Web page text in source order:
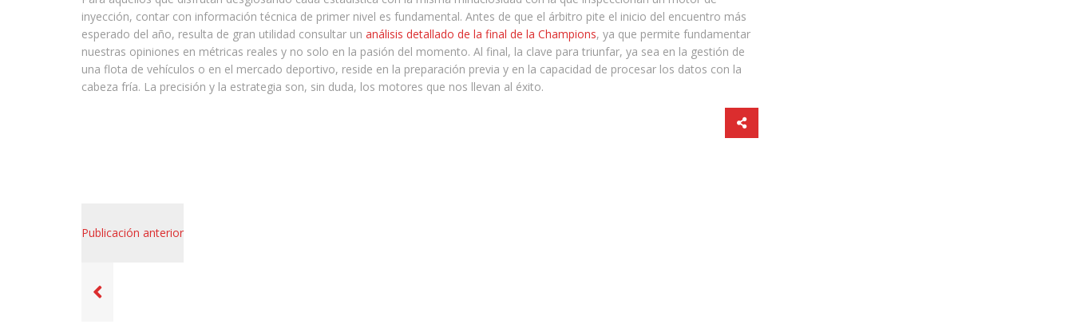
inyección, contar con información técnica de primer nivel es fundamental. Antes de que el árbitro pite el inicio del encuentro más
esperado del año, resulta de gran utilidad consultar un análisis detallado de la final de la Champions, ya que permite fundamentar
nuestras opiniones en métricas reales y no solo en la pasión del momento. Al final, la clave para triunfar, ya sea en la gestión de
una flota de vehículos o en el mercado deportivo, reside en la preparación previa y en la capacidad de procesar los datos con la
cabeza fría. La precisión y la estrategia son, sin duda, los motores que nos llevan al éxito.
Publicación anterior